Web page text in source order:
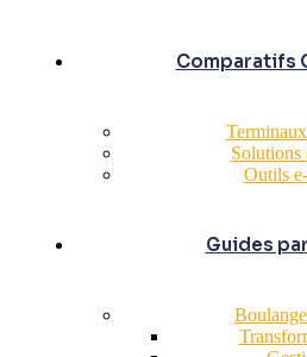
Comparatifs
Solutions
Outils
Guides